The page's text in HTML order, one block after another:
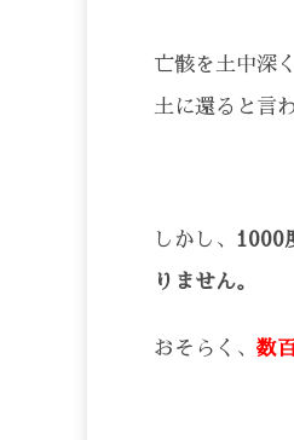
亡骸を土中深
土に還ると言
しかし、 1000
りません。
おそらく、数